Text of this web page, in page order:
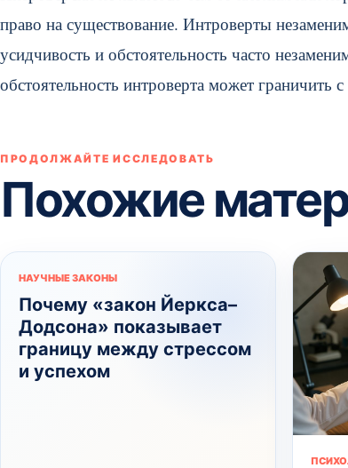
право на существование. Интроверты
усидчивость и обстоятельность часто
обстоятельность интроверта может граничить
ПРОДОЛЖАЙТЕ ИССЛЕДОВАТЬ
Похожие
НАУЧНЫЕ ЗАКОНЫ
Почему «закон Йеркса–
Додсона» показывает
границу между стрессом
и успехом